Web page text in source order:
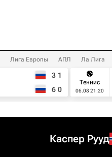
Лига Европы АПЛ Ла Лига
3 1
6 0
Теннис
06.08 21:20
Каспер Рууд